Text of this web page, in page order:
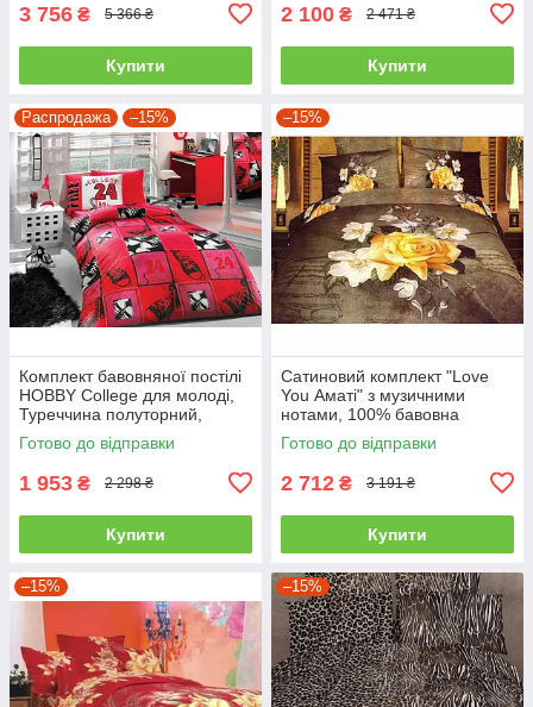
3 756 ₴ 5 366 ₴
Купити
2 100 ₴ 2 471 ₴
Купити
Распродажа –15%
Комплект бавовняної постілі
HOBBY College для молоді,
Туреччина полуторний,
червоний
Готово до відправки
1 953 ₴ 2 298 ₴
Купити
–15%
Сатиновий комплект "Love
You Аматі" з музичними
нотами, 100% бавовна
полуторний
Готово до відправки
2 712 ₴ 3 191 ₴
Купити
–15% –15%